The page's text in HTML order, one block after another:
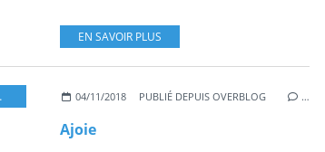
EN SAVOIR PLUS
GALLIMARD04/11/2018 PUBLIÉ DEPUIS OVERBLOG …
Ajoie